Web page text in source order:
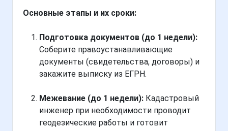
Основные этапы и их сроки:
Подготовка документов (до 1 недели):
Соберите правоустанавливающие
документы (свидетельства, договоры) и
закажите выписку из ЕГРН.
Межевание (до 1 недели): Кадастровый
инженер при необходимости проводит
геодезические работы и готовит